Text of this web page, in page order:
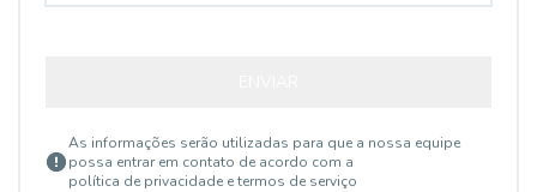
As informações serão utilizadas para que a nossa equipe
possa entrar em contato de acordo com a
política de privacidade e termos de serviço